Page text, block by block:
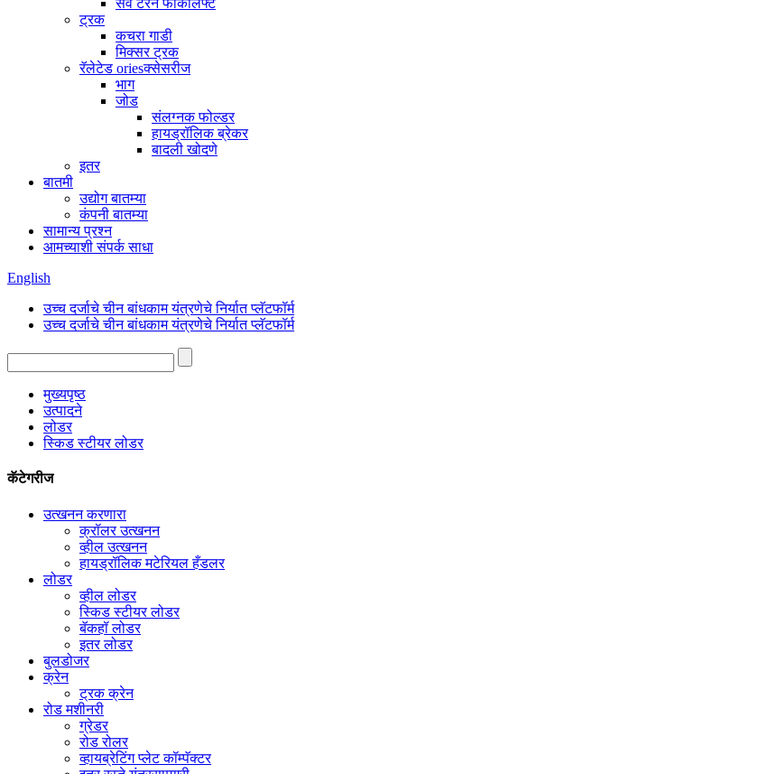
सर्व टेर्रेन फोर्कलिफ्ट
ट्रक
कचरा गाडी
मिक्सर ट्रक
रॅलेटेड oriesक्सेसरीज
भाग
जोड
संलग्नक फोल्डर
हायड्रॉलिक ब्रेकर
बादली खोदणे
इतर
बातमी
उद्योग बातम्या
कंपनी बातम्या
सामान्य प्रश्न
आमच्याशी संपर्क साधा
English
उच्च दर्जाचे चीन बांधकाम यंत्रणेचे निर्यात प्लॅटफॉर्म
उच्च दर्जाचे चीन बांधकाम यंत्रणेचे निर्यात प्लॅटफॉर्म
मुख्यपृष्ठ
उत्पादने
लोडर
स्किड स्टीयर लोडर
कॅटेगरीज
उत्खनन करणारा
क्रॉलर उत्खनन
व्हील उत्खनन
हायड्रॉलिक मटेरियल हँडलर
लोडर
व्हील लोडर
स्किड स्टीयर लोडर
बॅकहॉ लोडर
इतर लोडर
बुलडोजर
क्रेन
ट्रक क्रेन
रोड मशीनरी
ग्रेडर
रोड रोलर
व्हायब्रेटिंग प्लेट कॉम्पॅक्टर